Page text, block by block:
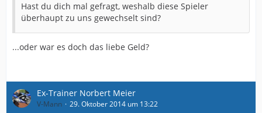
Hast du dich mal gefragt, weshalb diese Spieler
überhaupt zu uns gewechselt sind?
...oder war es doch das liebe Geld?
Ex-Trainer Norbert Meier
V-Mann 29. Oktober 2014 um 13:22